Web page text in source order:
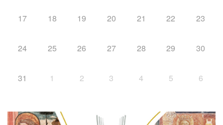
17 18 19 20 21 22 23
24 25 26 27 28 29 30
31 1 2 3 4 5 6